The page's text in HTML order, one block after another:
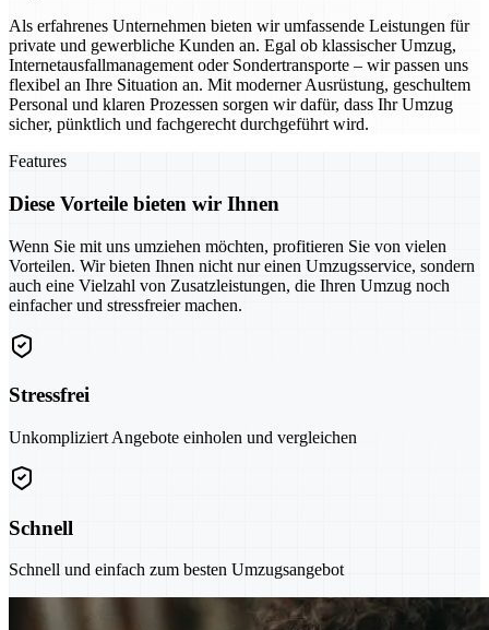
Als erfahrenes Unternehmen bieten wir umfassende Leistungen für
private und gewerbliche Kunden an. Egal ob klassischer Umzug,
Internetausfallmanagement oder Sondertransporte – wir passen uns
flexibel an Ihre Situation an. Mit moderner Ausrüstung, geschultem
Personal und klaren Prozessen sorgen wir dafür, dass Ihr Umzug
sicher, pünktlich und fachgerecht durchgeführt wird.
Features
Diese Vorteile bieten wir Ihnen
Wenn Sie mit uns umziehen möchten, profitieren Sie von vielen
Vorteilen. Wir bieten Ihnen nicht nur einen Umzugsservice, sondern
auch eine Vielzahl von Zusatzleistungen, die Ihren Umzug noch
einfacher und stressfreier machen.
Stressfrei
Unkompliziert Angebote einholen und vergleichen
Schnell
Schnell und einfach zum besten Umzugsangebot